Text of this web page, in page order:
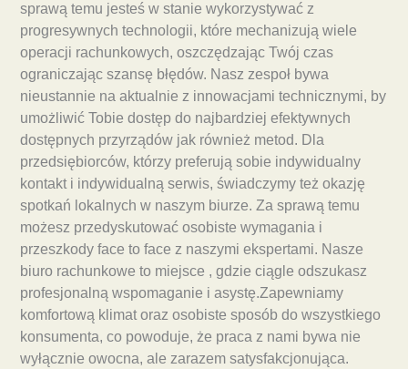
sprawą temu jesteś w stanie wykorzystywać z
progresywnych technologii, które mechanizują wiele
operacji rachunkowych, oszczędzając Twój czas
ograniczając szansę błędów. Nasz zespoł bywa
nieustannie na aktualnie z innowacjami technicznymi, by
umożliwić Tobie dostęp do najbardziej efektywnych
dostępnych przyrządów jak również metod. Dla
przedsiębiorców, którzy preferują sobie indywidualny
kontakt i indywidualną serwis, świadczymy też okazję
spotkań lokalnych w naszym biurze. Za sprawą temu
możesz przedyskutować osobiste wymagania i
przeszkody face to face z naszymi ekspertami. Nasze
biuro rachunkowe to miejsce , gdzie ciągle odszukasz
profesjonalną wspomaganie i asystę.Zapewniamy
komfortową klimat oraz osobiste sposób do wszystkiego
konsumenta, co powoduje, że praca z nami bywa nie
wyłącznie owocna, ale zarazem satysfakcjonująca.